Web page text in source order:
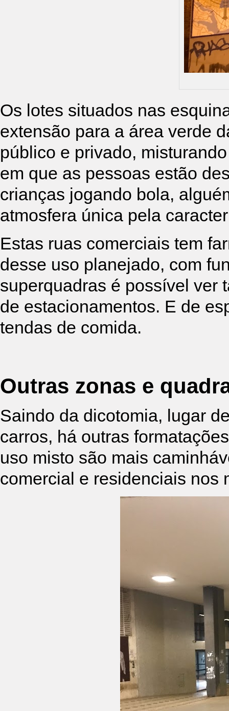
Os lotes situados nas
extensão para a área verde
público e privado,
em que as pessoas estão
crianças jogando bola,
atmosfera única pela
Estas ruas comerciais tem
desse uso planejado, com
superquadras é possível ver
de estacionamentos. E de
tendas de comida.
Outras zonas e
Saindo da dicotomia, lugar
carros, há outras
uso misto são mais
comercial e residenciais nos